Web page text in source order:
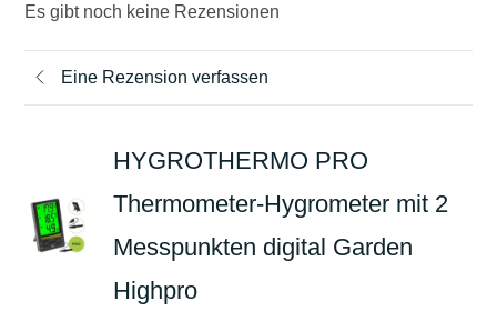
Es gibt noch keine Rezensionen
Eine Rezension verfassen
HYGROTHERMO PRO
Thermometer-Hygrometer mit 2
Messpunkten digital Garden
Highpro